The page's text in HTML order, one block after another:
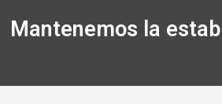
Mantenemos la